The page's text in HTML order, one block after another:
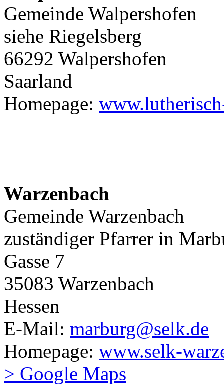
Gemeinde Walpershofen
siehe Riegelsberg
66292 Walpershofen
Saarland
Homepage:
Warzenbach
Gemeinde Warzenbach
zuständiger Pfarrer in
Gasse 7
35083 Warzenbach
Hessen
E-Mail: marburg@selk.de
Homepage: www.selk-
> Google Maps